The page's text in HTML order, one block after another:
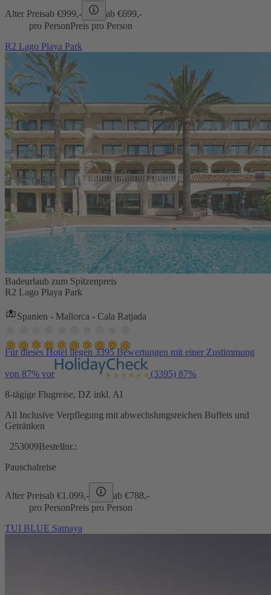
Alter Preisab €999,- ab €699,-
pro PersonPreis pro Person
R2 Lago Playa Park
Badeurlaub zum Spitzenpreis
R2 Lago Playa Park
Spanien - Mallorca - Cala Ratjada
Für dieses Hotel liegen 3395 Bewertungen mit einer Zustimmung
von 87% vor (3395) 87%
8-tägige Flugreise, DZ inkl. AI
All Inclusive Verpflegung mit abwechslungsreichen Buffets und
Getränken
253009Bestellnr.:
Pauschalreise
Alter Preisab €1.099,- ab €788,-
pro PersonPreis pro Person
TUI BLUE Samaya